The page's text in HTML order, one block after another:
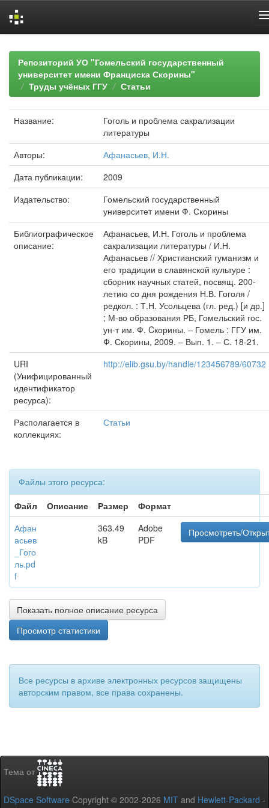
navigationРепозиторий УО "Гомельский государственный
университет имени Франциска Скорины"
Труды учёных ГГУ
Статьи
Название:
Гоголь и проблема сакрализации
литературы
Авторы:
Афанасьев, И.Н.
Дата публикации:
2009
Издательство:
Гомельский государственный
университет имени Ф. Скорины
Библиографическое
описание:
Афанасьев, И.Н. Гоголь и проблема
сакрализации литературы / И.Н.
Афанасьев // Христианский гуманизм и
его традиции в славянской культуре :
сборник научных статей, посвящ. 200-
летию со дня рождения Н.В. Гоголя /
редкол. : Т.Н. Усольцева (гл. ред.) [и др.]
; М-во образования РБ, Гомельский гос.
ун-т им. Ф. Cкорины. – Гомель : ГГУ им.
Ф. Скорины, 2009. – Вып. 1. – С. 18-21.
URI
(Унифицированный
идентификатор
ресурса):
http://elib.gsu.by/handle/123456789/60732
Располагается в
коллекциях:
Статьи
Файлы этого ресурса:
Файл
Описание Размер
Формат
Афан
асьев
_Гого
ль.pd
f
363.49
kB
Adobe
PDF
Просмотреть/
Показать полное описание ресурса
Просмотр статистики
Все ресурсы в архиве электронных ресурсов защищены
авторским правом, все права сохранены.
Тема от
DSpace Software Copyright © 2002-2026 MIT and Hewlett-Packard -